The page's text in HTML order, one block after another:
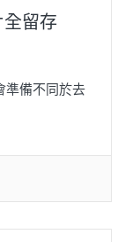
全留存
準備不同於去